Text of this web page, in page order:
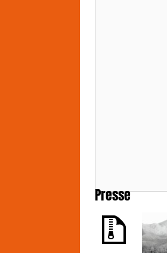
Presse